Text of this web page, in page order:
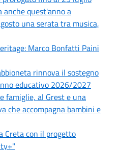
anche quest'anno a
una serata tra musica,
Marco Bonfatti Paini
rinnova il sostegno
educativo 2026/2027
famiglie, al Grest e una
che accompagna bambini e
Creta con il progetto